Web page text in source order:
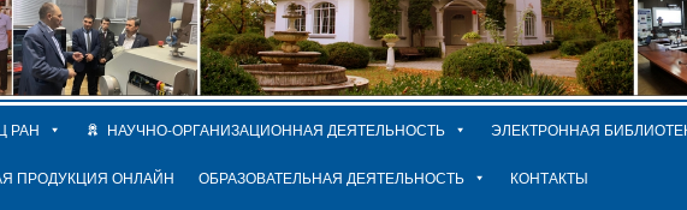
РАН НАУЧНО-ОРГАНИЗАЦИОННАЯ ДЕЯТЕЛЬНОСТЬ ЭЛЕКТРОННАЯ
ПРОДУКЦИЯ ОНЛАЙН ОБРАЗОВАТЕЛЬНАЯ ДЕЯТЕЛЬНОСТЬ КОНТАКТЫ